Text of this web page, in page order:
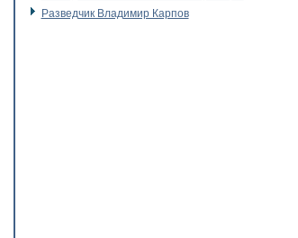
Разведчик Владимир Карпов